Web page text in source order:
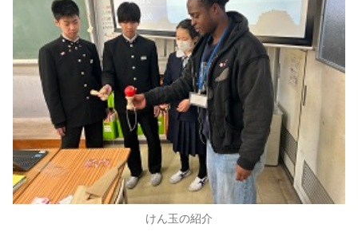
けん玉の紹介